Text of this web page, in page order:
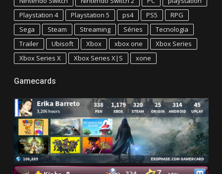
Playstation 4
Playstation 5 ps4 PS5
RPG
Sega
Steam Streaming Séries
Tecnologia
Trailer
Ubisoft Xbox xbox one
Xbox Series
Xbox Series X
Xbox Series X|S xone
Gamecards